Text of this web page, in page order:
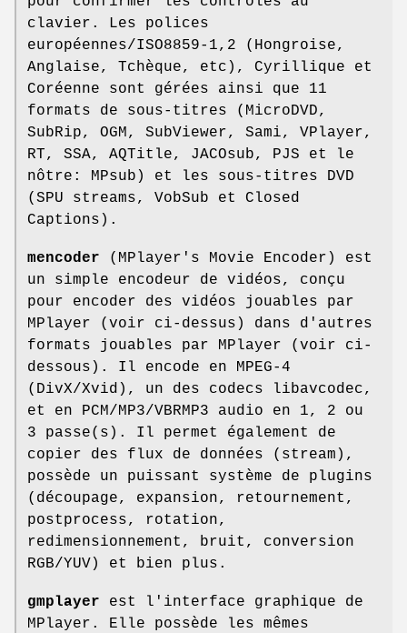
clavier. Les polices
européennes/ISO8859-1,2 (Hongroise,
Anglaise, Tchèque, etc), Cyrillique et
Coréenne sont gérées ainsi que 11
formats de sous-titres (MicroDVD,
SubRip, OGM, SubViewer, Sami, VPlayer,
RT, SSA, AQTitle, JACOsub, PJS et le
nôtre: MPsub) et les sous-titres DVD
(SPU streams, VobSub et Closed
Captions).
mencoder (MPlayer's Movie Encoder) est
un simple encodeur de vidéos, conçu
pour encoder des vidéos jouables par
MPlayer (voir ci-dessus) dans d'autres
formats jouables par MPlayer (voir ci-
dessous). Il encode en MPEG-4
(DivX/Xvid), un des codecs libavcodec,
et en PCM/MP3/VBRMP3 audio en 1, 2 ou
3 passe(s). Il permet également de
copier des flux de données (stream),
possède un puissant système de plugins
(découpage, expansion, retournement,
postprocess, rotation,
redimensionnement, bruit, conversion
RGB/YUV) et bien plus.
gmplayer est l'interface graphique de
MPlayer. Elle possède les mêmes